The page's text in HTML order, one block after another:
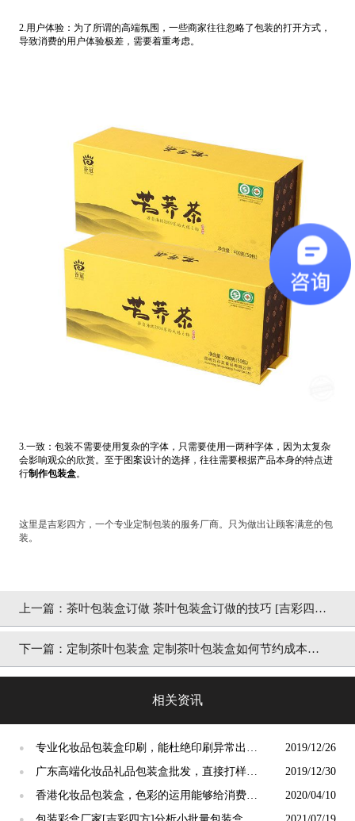
2.用户体验：为了所谓的高端氛围，一些商家往往忽略了包装的打开方式，
导致消费的用户体验极差，需要着重考虑。
3.一致： 包装不需要使用复杂的字体，只需要使用一两种字体，因为太复杂
会影响观众的欣赏。至于图案设计的选择，往往需要根据产品本身的特点进
行制作包装盒。
这里是吉彩四方，一个专业定制包装的服务厂商。只为做出让顾客满意的包
装。
上一篇： 茶叶包装盒订做 茶叶包装盒订做的技巧 [吉彩四
方]
下一篇： 定制茶叶包装盒 定制茶叶包装盒如何节约成本，
相关资讯
●
专业化妆品包装盒印刷，能杜绝印刷异常出现
的厂家[吉彩四方]
2019/12/26
●
广东高端化妆品礼品包装盒批发，直接打样无
需等待[吉彩四方]
2019/12/30
●
香港化妆品包装盒，色彩的运用能够给消费者
更好的体验[吉彩四方]
2020/04/10
●